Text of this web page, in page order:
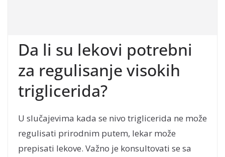
Da li su lekovi potrebni
za regulisanje visokih
triglicerida?
U slučajevima kada se nivo triglicerida ne može
regulisati prirodnim putem, lekar može
prepisati lekove. Važno je konsultovati se sa